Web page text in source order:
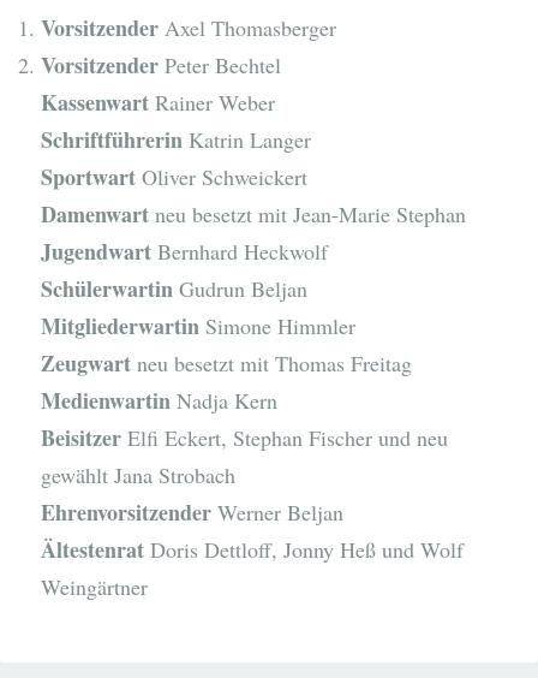
Vorsitzender Axel Thomasberger
Vorsitzender Peter Bechtel
Kassenwart Rainer Weber
Schriftführerin Katrin Langer
Sportwart Oliver Schweickert
Damenwart neu besetzt mit Jean-Marie Stephan
Jugendwart Bernhard Heckwolf
Schülerwartin Gudrun Beljan
Mitgliederwartin Simone Himmler
Zeugwart neu besetzt mit Thomas Freitag
Medienwartin Nadja Kern
Beisitzer Elfi Eckert, Stephan Fischer und neu
gewählt Jana Strobach
Ehrenvorsitzender Werner Beljan
Ältestenrat Doris Dettloff, Jonny Heß und Wolf
Weingärtner